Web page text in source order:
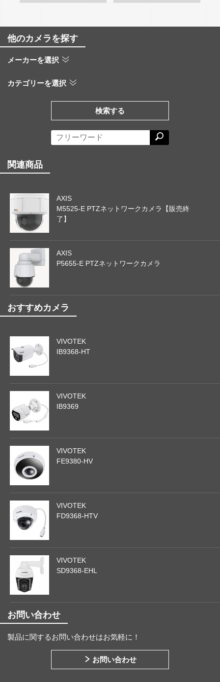
他のカメラを探す
メーカーを選択
カテゴリーを選択
検索する
関連商品
AXIS
M5525-E PTZネットワークカメラ【販売終
了】
AXIS
P5655-E PTZネットワークカメラ
おすすめカメラ
VIVOTEK
IB9368-HT
VIVOTEK
IB9369
VIVOTEK
FE9380-HV
VIVOTEK
FD9368-HTV
VIVOTEK
SD9368-EHL
お問い合わせ
製品に関するお問い合わせはお気軽に！
お問い合わせ